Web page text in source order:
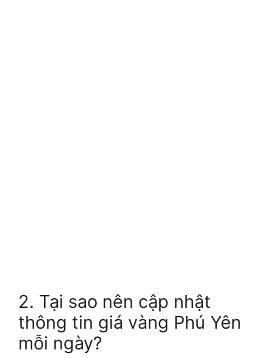
2. Tại sao nên cập nhật
thông tin giá vàng Phú Yên
mỗi ngày?